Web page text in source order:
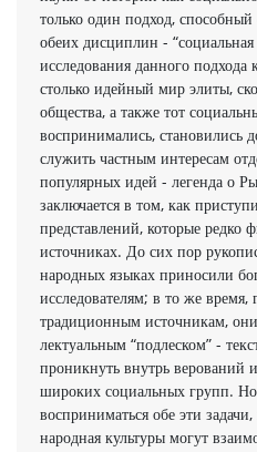
только один подход,
обеих дисциплин -
исследования данного
столько идейный мир элиты,
общества, а также тот
воспринимались, становились
служить частным интересам
популярных идей - легенда о
заключается в том, как
представлений, которые редко
источниках. До сих пор
народных языках приносили
исследователям; в то же время,
традиционным источникам,
лектуальным “подлеском” -
проникнуть внутрь верований
широких социальных групп.
восприниматься обе эти
народная культуры могут